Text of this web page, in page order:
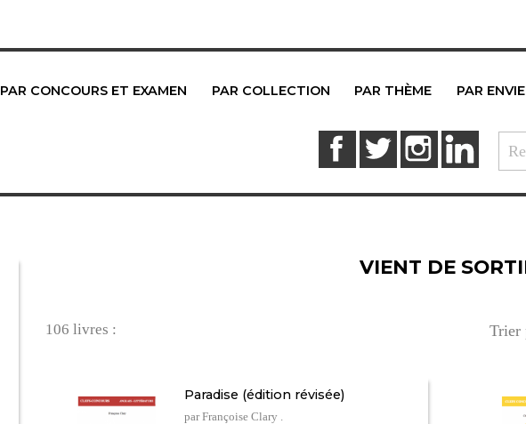
PAR CONCOURS ET EXAMEN PAR COLLECTION PAR THÈME PAR ENVIE
FacebookTwitter Instagram
VIENT DE
106 livres : Trier
Paradise (édition révisée)
par Françoise Clary .